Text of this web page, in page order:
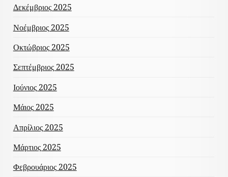
Δεκέμβριος 2025
Νοέμβριος 2025
Οκτώβριος 2025
Σεπτέμβριος 2025
Ιούνιος 2025
Μάιος 2025
Απρίλιος 2025
Μάρτιος 2025
Φεβρουάριος 2025